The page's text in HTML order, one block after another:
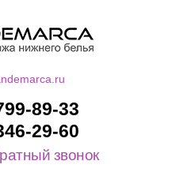
89-33
29-60
звонок